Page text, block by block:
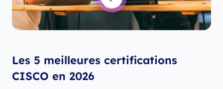
Les 5 meilleures certifications
CISCO en 2026